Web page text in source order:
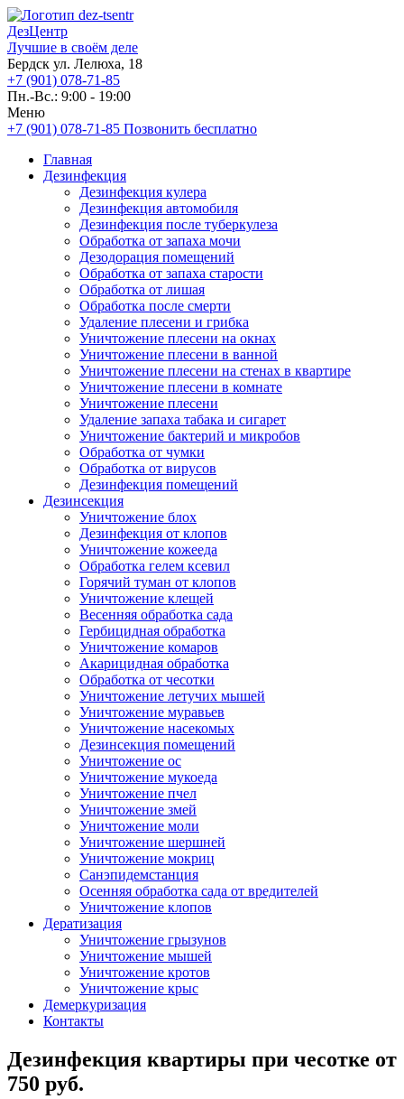
ДезЦентр
Лучшие в своём деле
Бердск ул. Лелюха, 18
+7 (901) 078-71-85
Пн.-Вс.: 9:00 - 19:00
Меню
+7 (901) 078-71-85 Позвонить бесплатно
Главная
Дезинфекция
Дезинфекция кулера
Дезинфекция автомобиля
Дезинфекция после туберкулеза
Обработка от запаха мочи
Дезодорация помещений
Обработка от запаха старости
Обработка от лишая
Обработка после смерти
Удаление плесени и грибка
Уничтожение плесени на окнах
Уничтожение плесени в ванной
Уничтожение плесени на стенах в квартире
Уничтожение плесени в комнате
Уничтожение плесени
Удаление запаха табака и сигарет
Уничтожение бактерий и микробов
Обработка от чумки
Обработка от вирусов
Дезинфекция помещений
Дезинсекция
Уничтожение блох
Дезинфекция от клопов
Уничтожение кожееда
Обработка гелем ксевил
Горячий туман от клопов
Уничтожение клещей
Весенняя обработка сада
Гербицидная обработка
Уничтожение комаров
Акарицидная обработка
Обработка от чесотки
Уничтожение летучих мышей
Уничтожение муравьев
Уничтожение насекомых
Дезинсекция помещений
Уничтожение ос
Уничтожение мукоеда
Уничтожение пчел
Уничтожение змей
Уничтожение моли
Уничтожение шершней
Уничтожение мокриц
Санэпидемстанция
Осенняя обработка сада от вредителей
Уничтожение клопов
Дератизация
Уничтожение грызунов
Уничтожение мышей
Уничтожение кротов
Уничтожение крыс
Демеркуризация
Контакты
Дезинфекция квартиры при чесотке от
750 руб.